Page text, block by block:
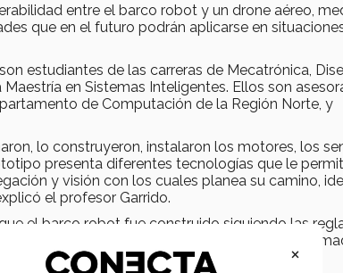
entre el barco robot y un drone aéreo,
que en el futuro podrán aplicarse en
estudiantes de las carreras de Mecatrónica,
en Sistemas Inteligentes. Ellos son
de Computación de la Región Norte, y
lo construyeron, instalaron los motores, los
presenta diferentes tecnologías que le
y visión con los cuales planea su camino,
el profesor Garrido.
el barco robot fue construido siguiendo las
organizadoras, entre las cuales figura la
×